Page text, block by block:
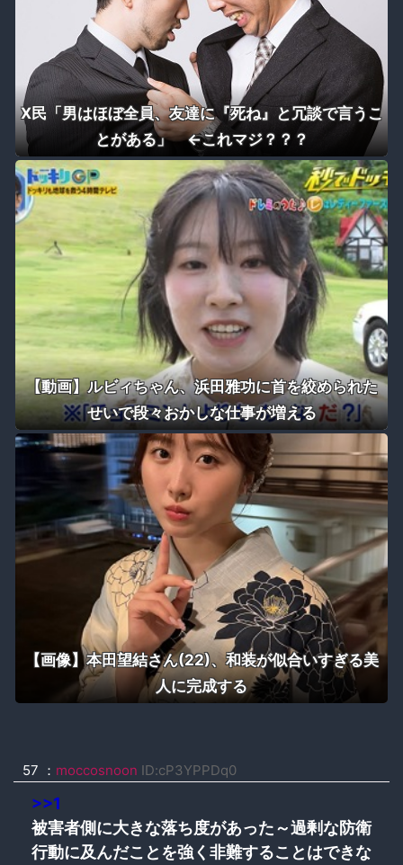
X民「男はほぼ全員、友達に『死ね』と冗談で言うこ
とがある」 ←これマジ？？？
【動画】ルビィちゃん、浜田雅功に首を絞められた
せいで段々おかしな仕事が増える
【画像】本田望結さん(22)、和装が似合いすぎる美
人に完成する
57 ： moccosnoon ID:cP3YPPDq0
>>1
被害者側に大きな落ち度があった～過剰な防衛
行動に及んだことを強く非難することはできな